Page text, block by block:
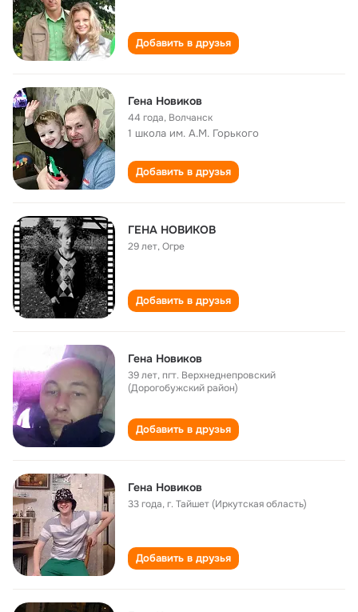
Добавить в друзья
Гена Новиков
44 года, Волчанск
1 школа им. А.М. Горького
Добавить в друзья
ГЕНА НОВИКОВ
29 лет,Огре
Добавить в друзья
Гена Новиков
39 лет,пгт. Верхнеднепровский
(Дорогобужский район)
Добавить в друзья
Гена Новиков
33 года,г. Тайшет (Иркутская область)
Добавить в друзья